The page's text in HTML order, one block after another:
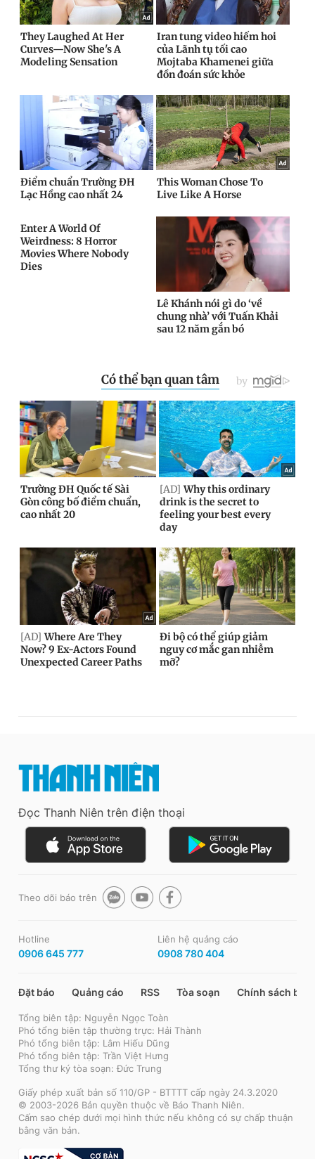
Đọc Thanh Niên trên điện thoại
Theo dõi báo trên
Hotline
0906 645 777
Liên hệ quảng cáo
0908 780 404
Đặt báo Quảng cáo RSS Tòa soạn Chính sách bảo
Tổng biên tập: Nguyễn Ngọc Toàn
Phó tổng biên tập thường trực: Hải Thành
Phó tổng biên tập: Lâm Hiếu Dũng
Phó tổng biên tập: Trần Việt Hưng
Tổng thư ký tòa soạn: Đức Trung
Giấy phép xuất bản số 110/GP - BTTTT cấp ngày 24.3.2020
© 2003-2026 Bản quyền thuộc về Báo Thanh Niên.
Cấm sao chép dưới mọi hình thức nếu không có sự chấp thuận
bằng văn bản.